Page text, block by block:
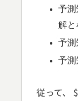
予測
解と
予測
予測
従って、